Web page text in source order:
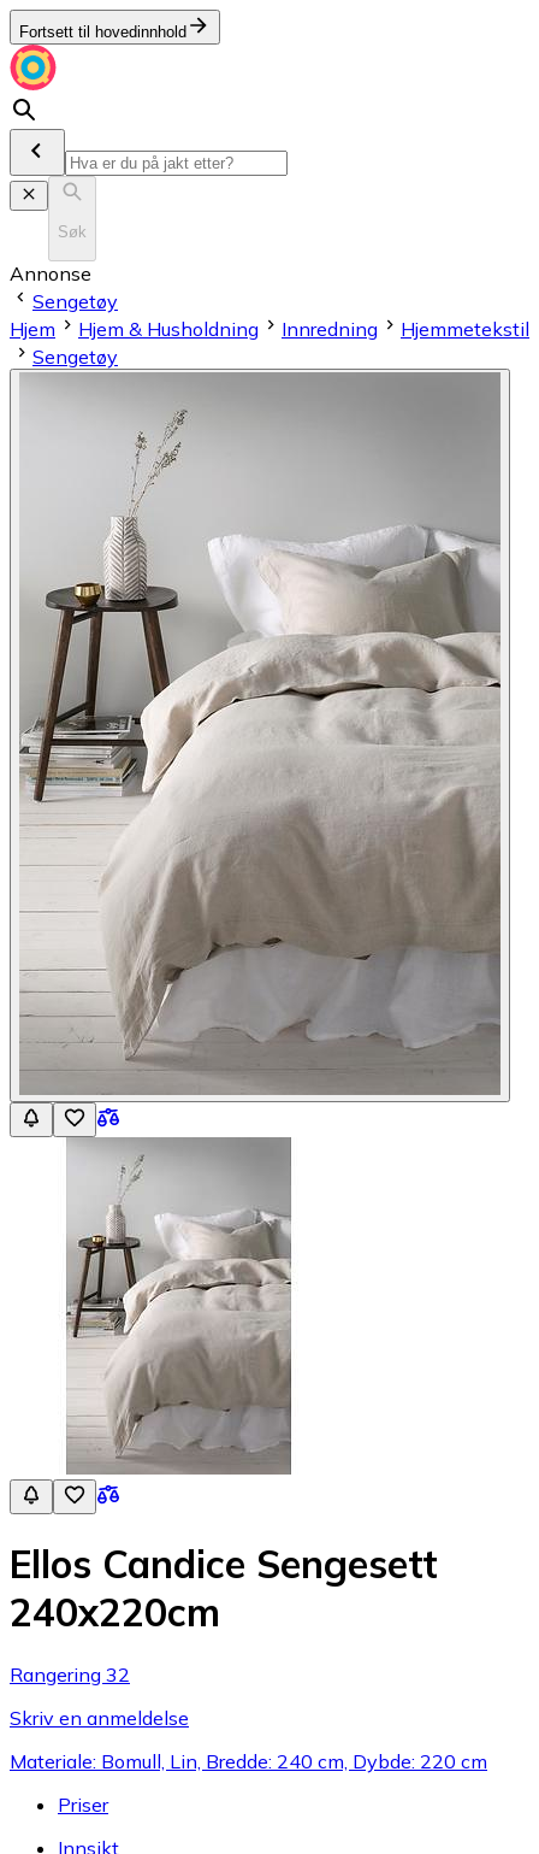
Fortsett til hovedinnhold
Søk
Annonse
Sengetøy
Hjem
Hjem & Husholdning Innredning
Hjemmetekstil
Sengetøy
Ellos Candice Sengesett
240x220cm
Rangering 32
Skriv en anmeldelse
Materiale: Bomull, Lin, Bredde: 240 cm, Dybde: 220 cm
Priser
Innsikt